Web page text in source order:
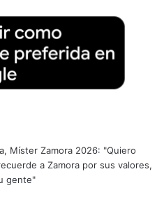
Míster Zamora 2026: "Quiero
a Zamora por sus valores,
gente"